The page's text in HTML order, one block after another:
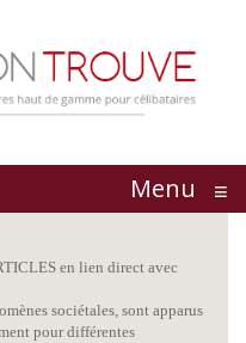
Menu ≡
en lien direct avec
sociétales, sont apparus
pour différentes